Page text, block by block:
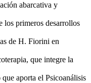
abarcativa y
los primeros desarrollos
de H. Fiorini en
que integre la
aporta el Psicoanálisis